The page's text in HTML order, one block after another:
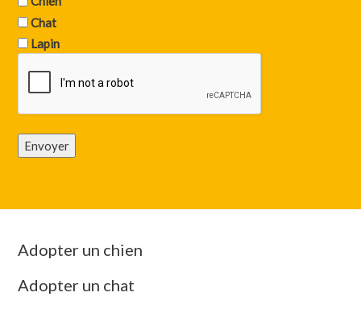
Chat
Lapin
Envoyer
Adopter un chien
Adopter un chat